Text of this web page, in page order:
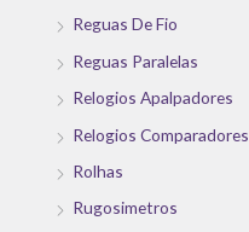
Reguas De Fio
Reguas Paralelas
Relogios Apalpadores
Relogios Comparadores
Rolhas
Rugosimetros